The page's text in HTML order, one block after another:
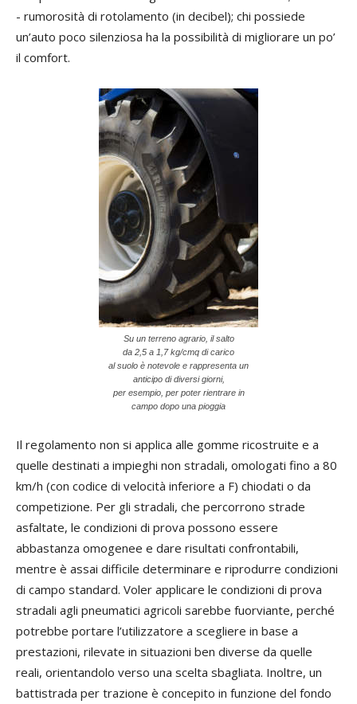
- rumorosità di rotolamento (in decibel); chi possiede
un’auto poco silenziosa ha la possibilità di migliorare un po’
il comfort.
Su un terreno agrario, il salto
da 2,5 a 1,7 kg/cmq di carico
al suolo è notevole e rappresenta un
anticipo di diversi giorni,
per esempio, per poter rientrare in
campo dopo una pioggia
Il regolamento non si applica alle gomme ricostruite e a
quelle destinati a impieghi non stradali, omologati fino a 80
km/h (con codice di velocità inferiore a F) chiodati o da
competizione. Per gli stradali, che percorrono strade
asfaltate, le condizioni di prova possono essere
abbastanza omogenee e dare risultati confrontabili,
mentre è assai difficile determinare e riprodurre condizioni
di campo standard. Voler applicare le condizioni di prova
stradali agli pneumatici agricoli sarebbe fuorviante, perché
potrebbe portare l’utilizzatore a scegliere in base a
prestazioni, rilevate in situazioni ben diverse da quelle
reali, orientandolo verso una scelta sbagliata. Inoltre, un
battistrada per trazione è concepito in funzione del fondo